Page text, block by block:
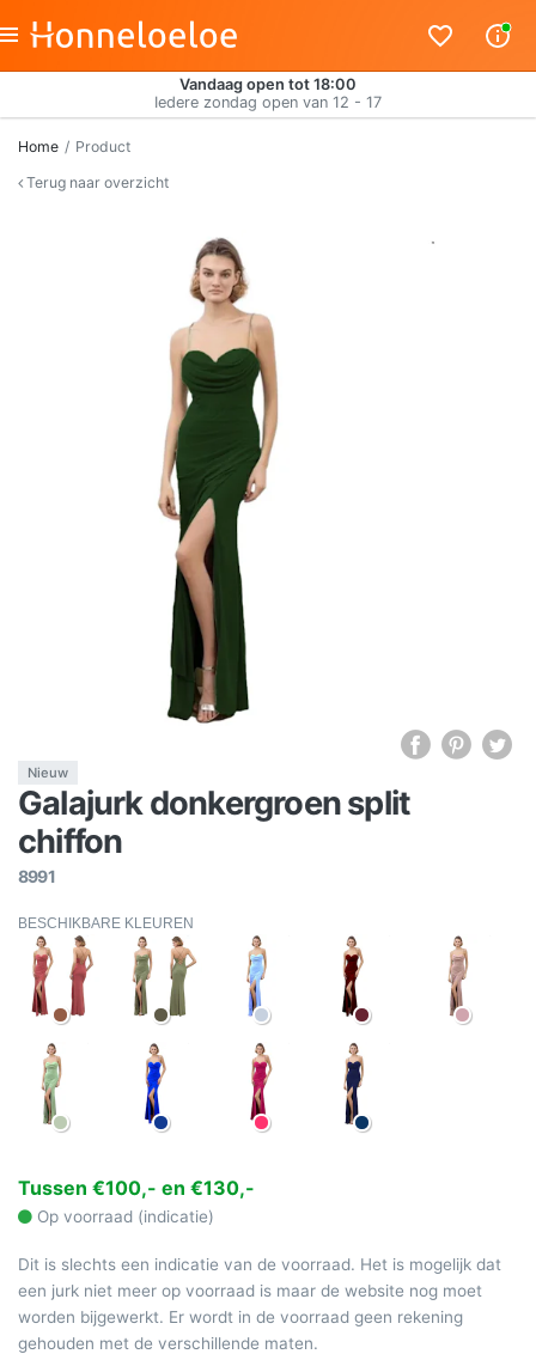
Vandaag open tot 18:00
Iedere zondag open van 12 - 17
Home
Product
Terug naar overzicht
Nieuw
Galajurk donkergroen split
chiffon
8991
BESCHIKBARE KLEUREN
Tussen €100,- en €130,-
Op voorraad (indicatie)
Dit is slechts een indicatie van de voorraad. Het is mogelijk dat
een jurk niet meer op voorraad is maar de website nog moet
worden bijgewerkt. Er wordt in de voorraad geen rekening
gehouden met de verschillende maten.